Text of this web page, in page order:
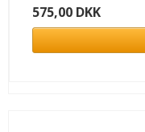
575,00 DKK